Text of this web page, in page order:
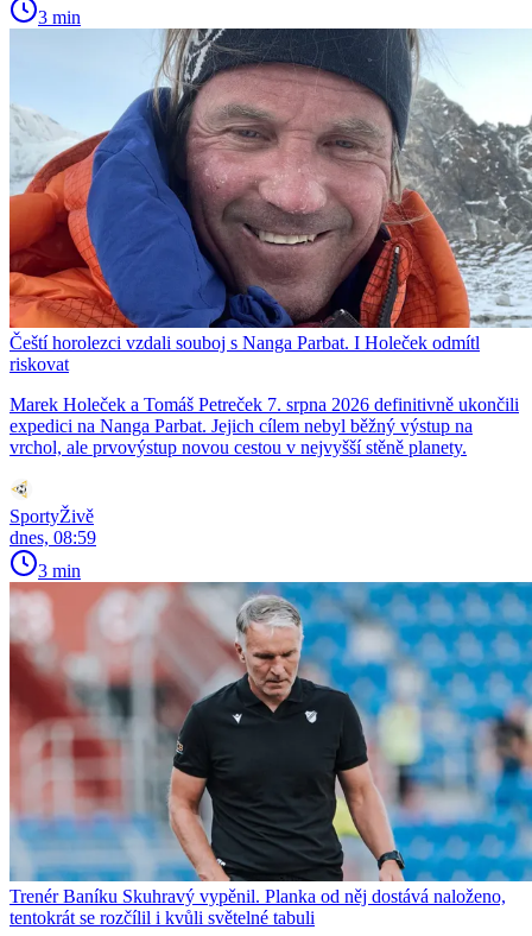
3 min
Čeští horolezci vzdali souboj s Nanga Parbat. I Holeček odmítl
riskovat
Marek Holeček a Tomáš Petreček 7. srpna 2026 definitivně ukončili
expedici na Nanga Parbat. Jejich cílem nebyl běžný výstup na
vrchol, ale prvovýstup novou cestou v nejvyšší stěně planety.
SportyŽivě
dnes, 08:59
3 min
Trenér Baníku Skuhravý vypěnil. Planka od něj dostává naloženo,
tentokrát se rozčílil i kvůli světelné tabuli